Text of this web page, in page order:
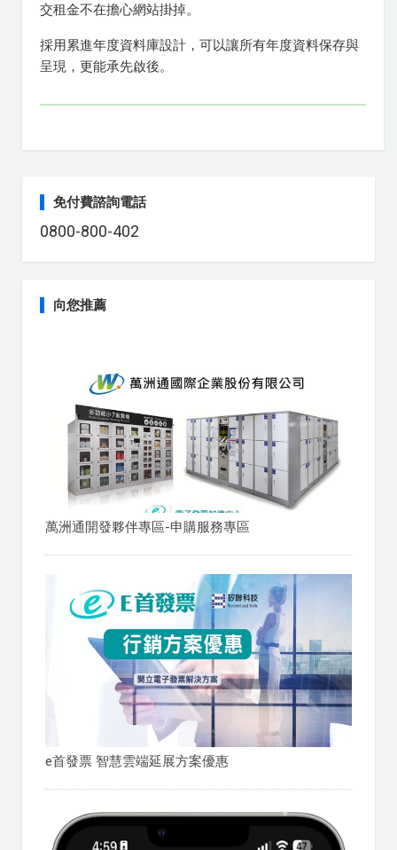
交租金不在擔心網站掛掉。
採用累進年度資料庫設計，可以讓所有年度資料保存與
呈現，更能承先啟後。
免付費諮詢電話
0800-800-402
向您推薦
萬洲通開發夥伴專區-申購服務專區
e首發票 智慧雲端延展方案優惠